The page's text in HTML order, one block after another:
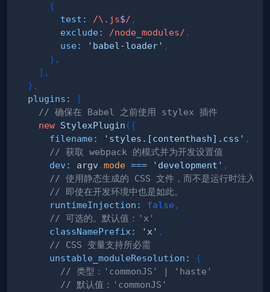
{
test : /\. js$/ ,
exclude: /node_modules/ ,
use: 'babel-loader' ,
} ,
] ,
} ,
plugins :
[
// 确保在 Babel 之前使用 stylex 插件
new StylexPlugin ({
filename: 'styles.[contenthash].css' ,
// 获取 webpack 的模式并为开发设置值
dev : argv .mode === 'development' ,
// 使用静态生成的 CSS 文件，而不是运行时注入的
// 即使在开发环境中也是如此。
runtimeInjection : false ,
// 可选的。默认值：'x'
classNamePrefix : 'x' ,
// CSS 变量支持所必需
unstable_moduleResolution :
{
// 类型：'commonJS' | 'haste'
// 默认值：'commonJS'